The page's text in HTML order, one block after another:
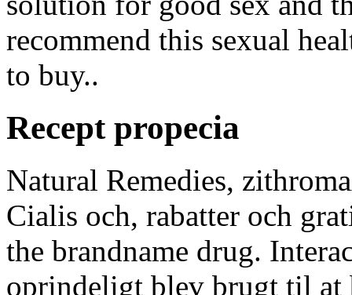
recommend this sexual
to buy..
Recept propecia
Natural Remedies,
Cialis och, rabatter och
the brandname drug.
oprindeligt blev brugt til at